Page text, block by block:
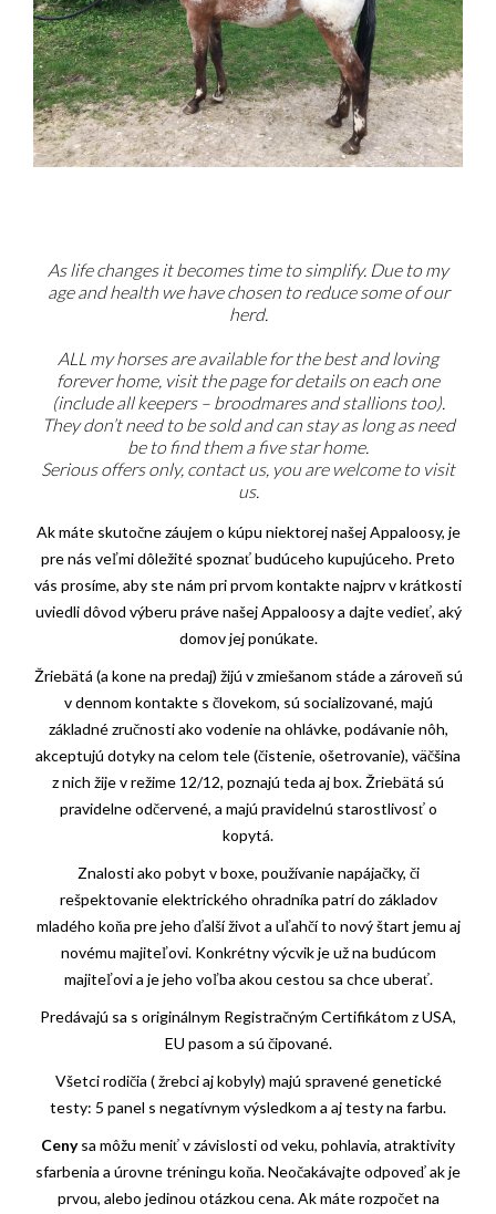
As life changes it becomes time to simplify. Due to my
age and health we have chosen to reduce some of our
herd.
ALL my horses are available for the best and loving
forever home, visit the page for details on each one
(include all keepers – broodmares and stallions too).
They don’t need to be sold and can stay as long as need
be to find them a five star home.
Serious offers only, contact us, you are welcome to visit
us.
Ak máte skutočne záujem o kúpu niektorej našej Appaloosy, je
pre nás veľmi dôležité spoznať budúceho kupujúceho. Preto
vás prosíme, aby ste nám pri prvom kontakte najprv v krátkosti
uviedli dôvod výberu práve našej Appaloosy a dajte vedieť, aký
domov jej ponúkate.
Žriebätá (a kone na predaj) žijú v zmiešanom stáde a zároveň sú
v dennom kontakte s človekom, sú socializované, majú
základné zručnosti ako vodenie na ohlávke, podávanie nôh,
akceptujú dotyky na celom tele (čistenie, ošetrovanie), väčšina
z nich žije v režime 12/12, poznajú teda aj box. Žriebätá sú
pravidelne odčervené, a majú pravidelnú starostlivosť o
kopytá.
Znalosti ako pobyt v boxe, používanie napájačky, či
rešpektovanie elektrického ohradníka patrí do základov
mladého koňa pre jeho ďalší život a uľahčí to nový štart jemu aj
novému majiteľovi. Konkrétny výcvik je už na budúcom
majiteľovi a je jeho voľba akou cestou sa chce uberať.
Predávajú sa s originálnym Registračným Certifikátom z USA,
EU pasom a sú čipované.
Všetci rodičia ( žrebci aj kobyly) majú spravené genetické
testy: 5 panel s negatívnym výsledkom a aj testy na farbu.
Cenysa môžu meniť v závislosti od veku, pohlavia, atraktivity
sfarbenia a úrovne tréningu koňa. Neočakávajte odpoveď ak je
prvou, alebo jedinou otázkou cena. Ak máte rozpočet na